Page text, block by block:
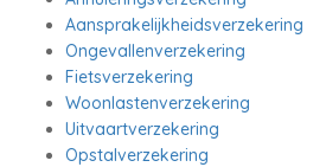
Aansprakelijkheidsverzekering
Ongevallenverzekering
Fietsverzekering
Woonlastenverzekering
Uitvaartverzekering
Opstalverzekering